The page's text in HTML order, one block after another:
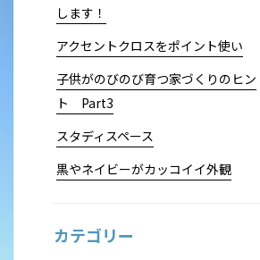
します！
アクセントクロスをポイント使い
子供がのびのび育つ家づくりのヒン
ト Part3
スタディスペース
黒やネイビーがカッコイイ外観
カテゴリー